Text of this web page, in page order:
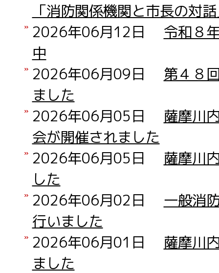
「消防関係機関と市長の対
2026年06月12日 令和８
中
2026年06月09日 第４８
ました
2026年06月05日 薩摩川
会が開催されました
2026年06月05日 薩摩川
した
2026年06月02日 一般消
行いました
2026年06月01日 薩摩川
ました